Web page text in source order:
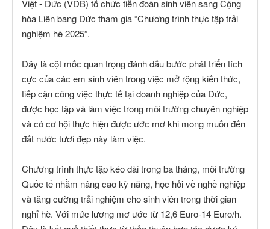
Việt - Đức (VDB) tổ chức tiễn đoàn sinh viên sang Cộng
hòa Liên bang Đức tham gia “Chương trình thực tập trải
nghiệm hè 2025”.
Đây là cột mốc quan trọng đánh dấu bước phát triển tích
cực của các em sinh viên trong việc mở rộng kiến thức,
tiếp cận công việc thực tế tại doanh nghiệp của Đức,
được học tập và làm việc trong môi trường chuyên nghiệp
và có cơ hội thực hiện được ước mơ khi mong muốn đến
đất nước tươi đẹp này làm việc.
Chương trình thực tập kéo dài trong ba tháng, môi trường
Quốc tế nhằm nâng cao kỹ năng, học hỏi về nghề nghiệp
và tăng cường trải nghiệm cho sinh viên trong thời gian
nghỉ hè. Với mức lương mơ ước từ 12,6 Euro-14 Euro/h.